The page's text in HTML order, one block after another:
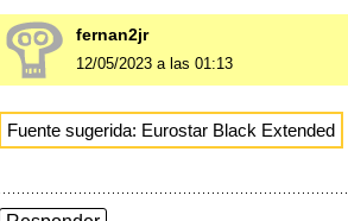
fernan2jr
12/05/2023 a las 01:13
Fuente sugerida: Eurostar Black Extended